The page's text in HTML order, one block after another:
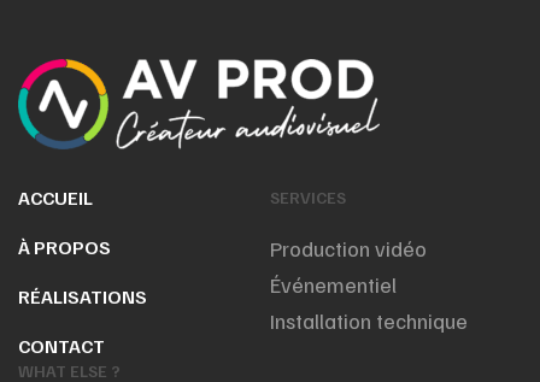
ACCUEIL
À PROPOS
RÉALISATIONS
CONTACT
SERVICES
Production vidéo
Événementiel
Installation technique
WHAT ELSE ?